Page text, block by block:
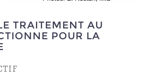
TRAITEMENT AU
POUR LA